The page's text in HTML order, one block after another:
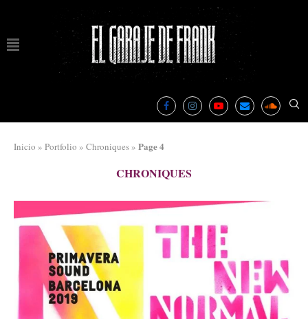
Inicio » Portfolio » Chroniques » Page 4
CHRONIQUES